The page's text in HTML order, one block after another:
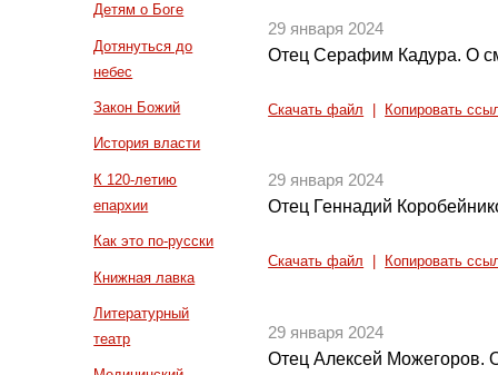
Детям о Боге
Дотянуться до
небес
Закон Божий
История власти
К 120-летию
епархии
Как это по-русски
Книжная лавка
Литературный
театр
29 января 2024
Отец Серафим Кадура. О
Скачать файл Копировать
29 января 2024
Отец Геннадий
Скачать файл Копировать
29 января 2024
Отец Алексей Можегоров.